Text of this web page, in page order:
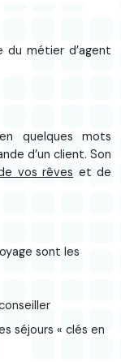
du métier d’agent
quelques mots
d’un client. Son
vos rêves et de
sont les
séjours « clés en